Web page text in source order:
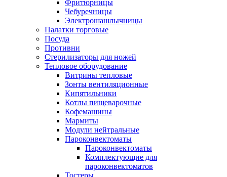
Фритюрницы
Чебуречницы
Электрошашлычницы
Палатки торговые
Посуда
Противни
Стерилизаторы для ножей
Тепловое оборудование
Витрины тепловые
Зонты вентиляционные
Кипятильники
Котлы пищеварочные
Кофемашины
Мармиты
Модули нейтральные
Пароконвектоматы
Пароконвектоматы
Комплектующие для
пароконвектоматов
Тостеры